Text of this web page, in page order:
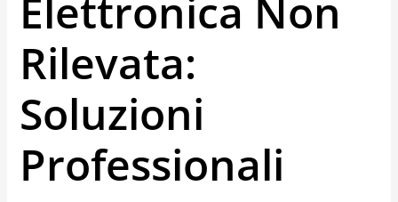
Elettronica Non
Rilevata:
Soluzioni
Professionali